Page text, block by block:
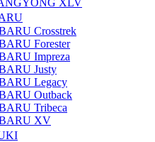
XLV
Crosstrek
Forester
Impreza
Justy
Legacy
Outback
Tribeca
XV